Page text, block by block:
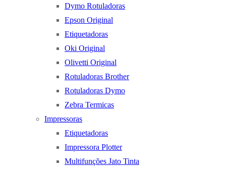
Dymo Rotuladoras
Epson Original
Etiquetadoras
Oki Original
Olivetti Original
Rotuladoras Brother
Rotuladoras Dymo
Zebra Termicas
Impressoras
Etiquetadoras
Impressora Plotter
Multifunções Jato Tinta